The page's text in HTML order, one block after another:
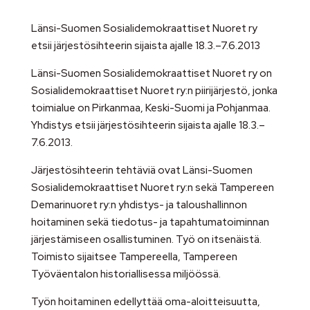
Länsi-Suomen Sosialidemokraattiset Nuoret ry
etsii järjestösihteerin sijaista ajalle 18.3.–7.6.2013
Länsi-Suomen Sosialidemokraattiset Nuoret ry on
Sosialidemokraattiset Nuoret ry:n piirijärjestö, jonka
toimialue on Pirkanmaa, Keski-Suomi ja Pohjanmaa.
Yhdistys etsii järjestösihteerin sijaista ajalle 18.3.–
7.6.2013.
Järjestösihteerin tehtäviä ovat Länsi-Suomen
Sosialidemokraattiset Nuoret ry:n sekä Tampereen
Demarinuoret ry:n yhdistys- ja taloushallinnon
hoitaminen sekä tiedotus- ja tapahtumatoiminnan
järjestämiseen osallistuminen. Työ on itsenäistä.
Toimisto sijaitsee Tampereella, Tampereen
Työväentalon historiallisessa miljöössä.
Työn hoitaminen edellyttää oma-aloitteisuutta,